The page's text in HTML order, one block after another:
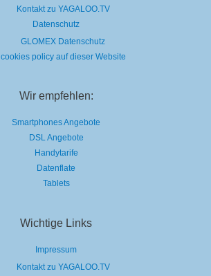
Kontakt zu YAGALOO.TV
Datenschutz
GLOMEX Datenschutz
cookies policy auf dieser Website
Wir empfehlen:
Smartphones Angebote
DSL Angebote
Handytarife
Datenflate
Tablets
Wichtige Links
Impressum
Kontakt zu YAGALOO.TV